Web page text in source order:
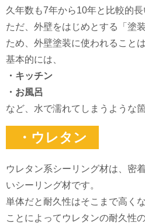
久年数も7年から10年と比較的長
ただ、外壁をはじめとする「塗
ため、外壁塗装に使われること
基本的には、
・キッチン
・お風呂
など、水で濡れてしまうような
・ウレタン
ウレタン系シーリング材は、密
いシーリング材です。
単体だと耐久性はそこまで高く
ことによってウレタンの耐久性